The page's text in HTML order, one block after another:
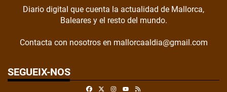
Diario digital que cuenta la actualidad de Mallorca,
Baleares y el resto del mundo.
Contacta con nosotros en mallorcaaldia@gmail.com
SEGUEIX-NOS
FacebookInstagram